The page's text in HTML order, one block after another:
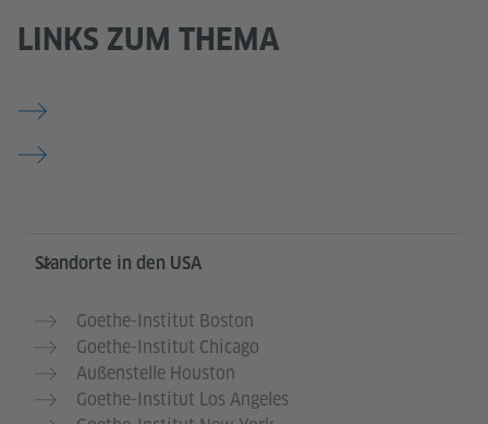
LINKS ZUM THEMA
Service- und Informationsbereich
Standorte in den USA
Goethe-Institut Boston
Goethe-Institut Chicago
Außenstelle Houston
Goethe-Institut Los Angeles